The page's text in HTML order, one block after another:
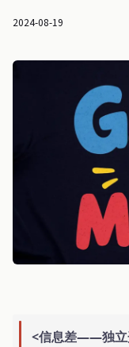
2024-08-19
<信息差——独立